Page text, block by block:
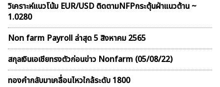
วิเคราะห์แนวโน้ม EUR/USD ติดตามNFPกระตุ้นฝ่าแนวต้าน ~
1.0280
Non farm Payroll ล่าสุด 5 สิงหาคม 2565
สกุลเงินเอเชียทรงตัวก่อนข่าว Nonfarm (05/08/22)
ทองคำกลับมาเคลื่อนไหวใกล้ระดับ 1800